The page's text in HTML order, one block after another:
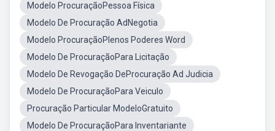
Modelo ProcuraçãoPessoa Física
Modelo De Procuração AdNegotia
Modelo ProcuraçãoPlenos Poderes Word
Modelo De ProcuraçãoPara Licitação
Modelo De Revogação DeProcuração Ad Judicia
Modelo De ProcuraçãoPara Veiculo
Procuração Particular ModeloGratuito
Modelo De ProcuraçãoPara Inventariante